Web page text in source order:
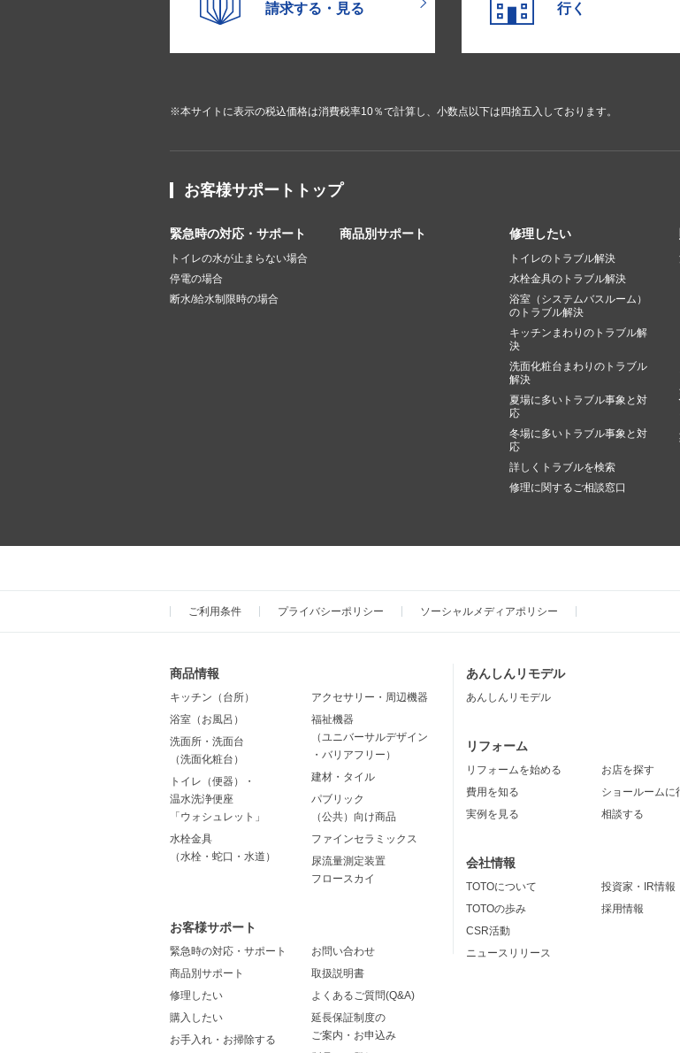
請求する・見る
行く
※本サイトに表示の税込価格は消費税率10％で計算し、小数点以下は四捨五入しております。
お客様サポートトップ
緊急時の対応・サポート
トイレの水が止まらない場合
停電の場合
断水/給水制限時の場合
商品別サポート 修理したい
トイレのトラブル解決
水栓金具のトラブル解決
浴室（システムバスルーム）
のトラブル解決
キッチンまわりのトラブル解
決
洗面化粧台まわりのトラブル
解決
夏場に多いトラブル事象と対
応
冬場に多いトラブル事象と対
応
詳しくトラブルを検索
修理に関するご相談窓口
ご利用条件 プライバシーポリシー ソーシャルメディアポリシー
商品情報
キッチン（台所）
浴室（お風呂）
洗面所・洗面台
（洗面化粧台）
トイレ（便器）・
温水洗浄便座
「ウォシュレット」
水栓金具
（水栓・蛇口・水道）
アクセサリー・周辺機器
福祉機器
（ユニバーサルデザイン
・バリアフリー）
建材・タイル
パブリック
（公共）向け商品
ファインセラミックス
尿流量測定装置
フロースカイ
お客様サポート
緊急時の対応・サポート
商品別サポート
修理したい
購入したい
お手入れ・お掃除する
お問い合わせ
取扱説明書
よくあるご質問(Q&A)
延長保証制度の
ご案内・お申込み
あんしんリモデル
あんしんリモデル
リフォーム
リフォームを始める
費用を知る
実例を見る
お店を探す
ショールームに
相談する
会社情報
TOTOについて
TOTOの歩み
CSR活動
ニュースリリース
投資家・IR情報
採用情報